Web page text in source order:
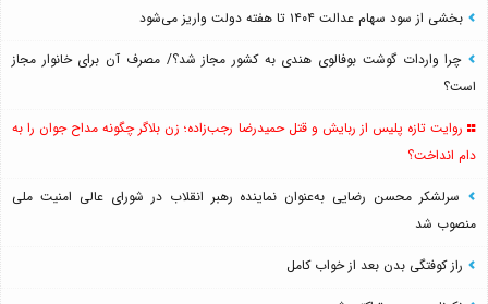
بخشی از سود سهام عدالت ۱۴۰۴ تا هفته دولت واریز می‌شود
چرا واردات گوشت بوفالوی هندی به کشور مجاز شد؟/ مصرف آن برای خانوار مجاز
است؟
روایت تازه پلیس از ربایش و قتل حمیدرضا رجب‌زاده؛ زن بلاگر چگونه مداح جوان را به
دام انداخت؟
سرلشکر محسن رضایی به‌عنوان نماینده رهبر انقلاب در شورای عالی امنیت ملی
منصوب شد
راز کوفتگی بدن بعد از خواب کامل